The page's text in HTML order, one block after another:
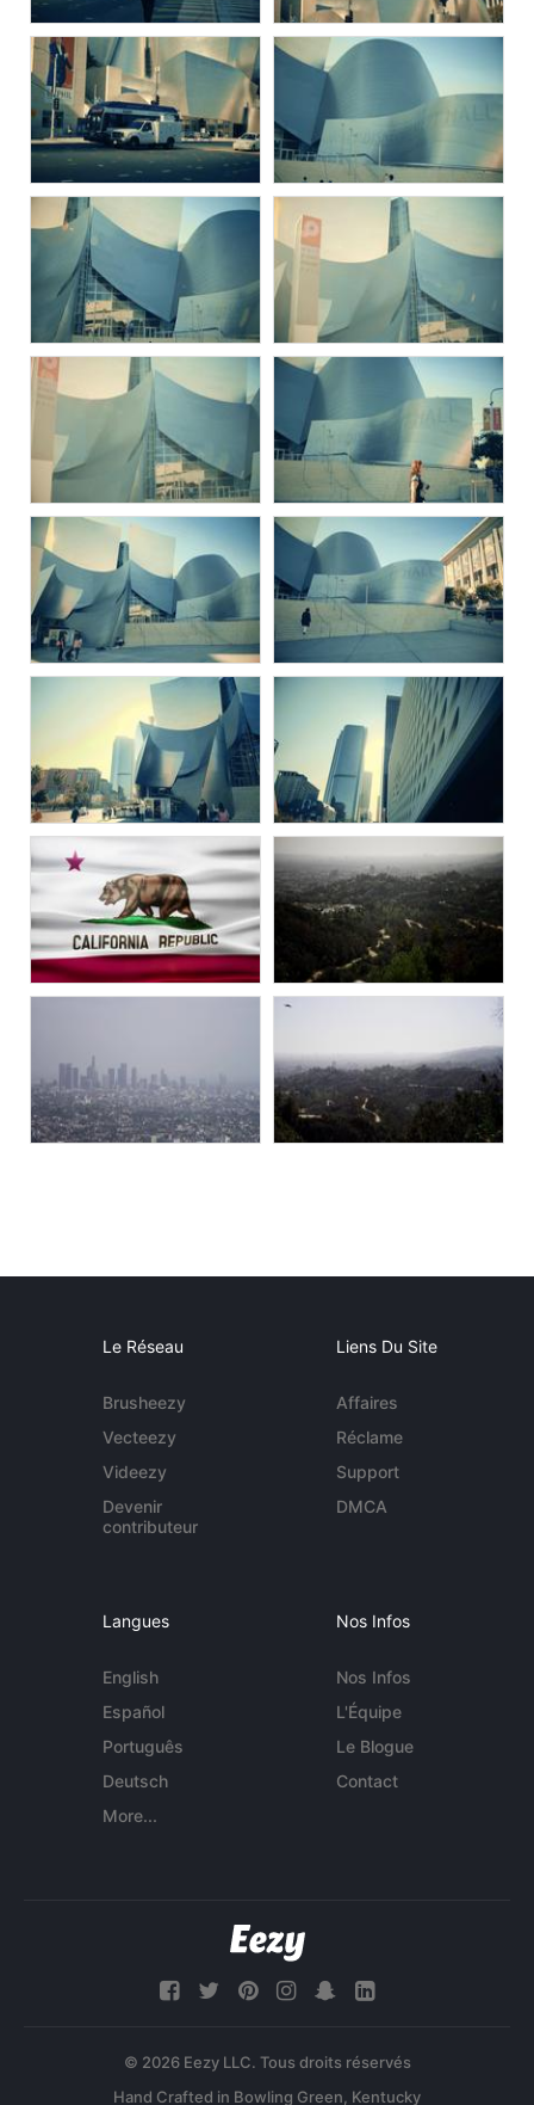
Le Réseau
Brusheezy
Vecteezy
Videezy
Devenir
contributeur
Liens Du Site
Affaires
Réclame
Support
DMCA
Langues
English
Español
Português
Deutsch
More...
Nos Infos
Nos Infos
L'Équipe
Le Blogue
Contact
© 2026 Eezy LLC. Tous droits réservés